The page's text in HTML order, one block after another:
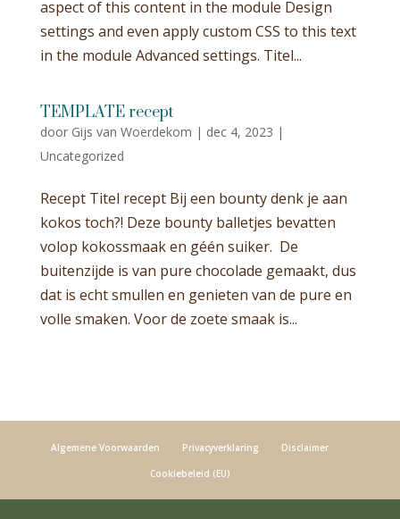
aspect of this content in the module Design
settings and even apply custom CSS to this text
in the module Advanced settings. Titel...
TEMPLATE recept
door Gijs van Woerdekom | dec 4, 2023 |
Uncategorized
Recept Titel recept Bij een bounty denk je aan
kokos toch?! Deze bounty balletjes bevatten
volop kokossmaak en géén suiker. De
buitenzijde is van pure chocolade gemaakt, dus
dat is echt smullen en genieten van de pure en
volle smaken. Voor de zoete smaak is...
Algemene Voorwaarden Privacyverklaring Disclaimer
Cookiebeleid (EU)